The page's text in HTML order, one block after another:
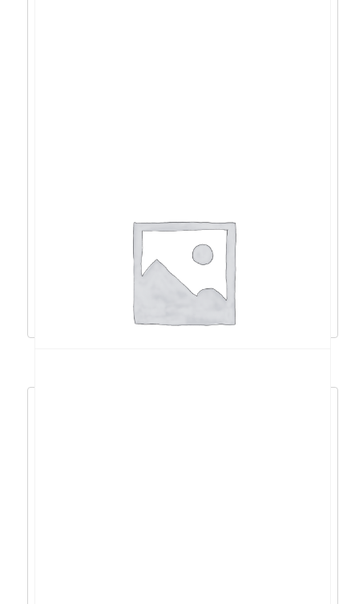
i9/64GB/2TB/4060/W11P – 12W1001YCR
3.153,15€ 2.837,84
Dodaj u košaricu